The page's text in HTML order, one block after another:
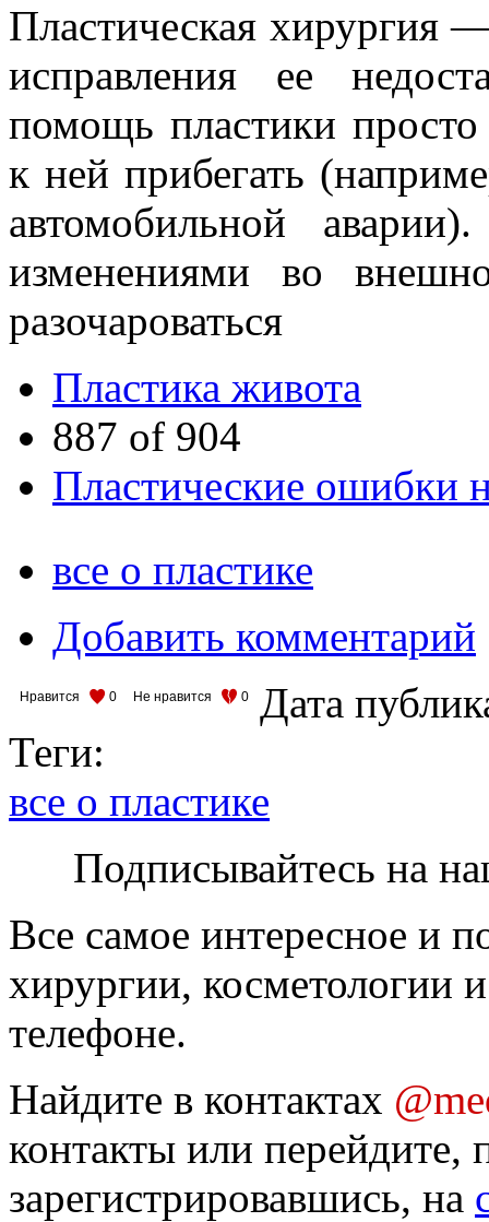
Пластическая хирургия
исправления ее
помощь пластики просто
к ней прибегать
автомобильной
изменениями во
разочароваться
Пластика живота
887 of 904
Пластические ошибки
все о пластике
Добавить комментарий
Нравится 0 Не нравится 0
Дата
Теги:
все о пластике
Подписывайтесь на
Все самое интересное и
хирургии, косметологии
телефоне.
Найдите в контактах
контакты или перейдите,
зарегистрировавшись, на